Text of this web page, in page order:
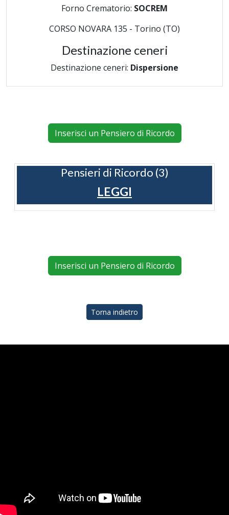
Forno Crematorio: SOCREM
CORSO NOVARA 135 - Torino (TO)
Destinazione ceneri
Destinazione ceneri: Dispersione
Inserisci un Pensiero di Ricordo
Pensieri di Ricordo (3)
LEGGI
Inserisci un Pensiero di Ricordo
Torna indietro